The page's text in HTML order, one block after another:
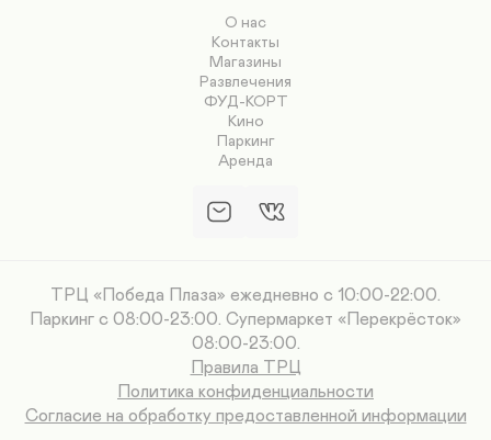
О нас
Контакты
Магазины
Развлечения
ФУД-КОРТ
Кино
Паркинг
Аренда
ТРЦ «Победа Плаза» ежедневно с 10:00-22:00.
Паркинг с 08:00-23:00. Супермаркет «Перекрёсток»
08:00-23:00.
Правила ТРЦ
Политика конфиденциальности
Согласие на обработку предоставленной информации